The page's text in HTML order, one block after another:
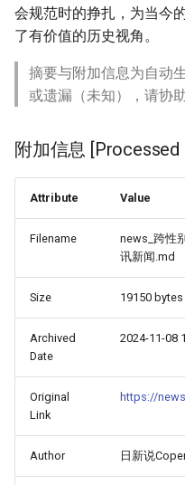
会规范时的挣扎，为当今
了有价值的历史视角。
摘要与附加信息为自动
或遗漏（未知），请协
附加信息 [Processed
Attribute Value
Filename
news_跨性
讯新闻.md
Size 19150 bytes
Archived
Date
2024-11-08
Original
Link
https://
Author 日新说